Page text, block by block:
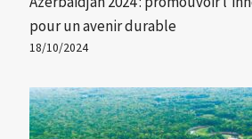
pour un avenir durable
18/10/2024